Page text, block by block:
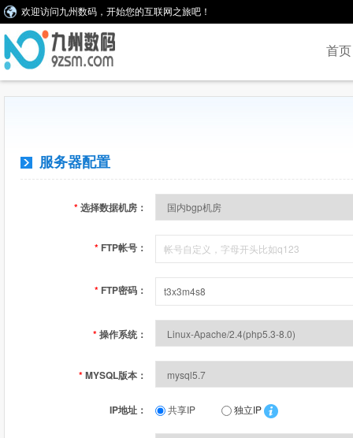
欢迎访问九州数码，开始您的互联网之旅吧！
首页
服务器配置
*选择数据机房：
* FTP帐号：
* FTP密码：
*操作系统：
*MYSQL版本：
IP地址： 共享IP 独立IP